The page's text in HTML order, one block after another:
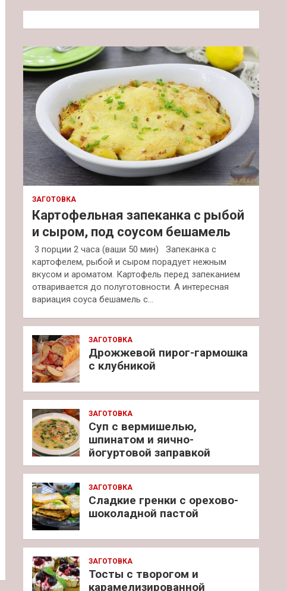
к
ЗАГОТОВКА
Картофельная запеканка с рыбой
и сыром, под соусом бешамель
3 порции 2 часа (ваши 50 мин) Запеканка с
картофелем, рыбой и сыром порадует нежным
вкусом и ароматом. Картофель перед запеканием
отваривается до полуготовности. А интересная
вариация соуса бешамель с…
ЗАГОТОВКА
Дрожжевой пирог-гармошка
с клубникой
ЗАГОТОВКА
Суп с вермишелью,
шпинатом и яично-
йогуртовой заправкой
ЗАГОТОВКА
Сладкие гренки с орехово-
шоколадной пастой
ЗАГОТОВКА
Тосты с творогом и
карамелизированной